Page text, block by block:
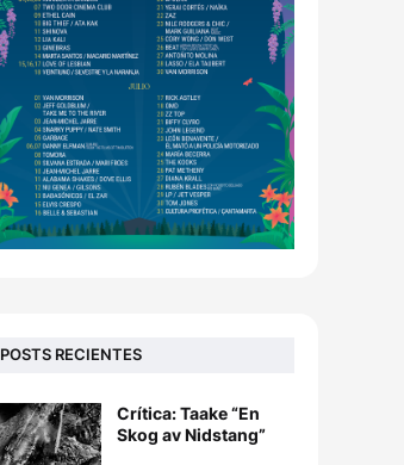
POSTS RECIENTES
Crítica: Taake “En
Skog av Nidstang”